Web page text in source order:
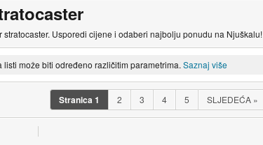
stratocaster. Usporedi cijene i odaberi najbolju ponudu na Njuškalu!
listi može biti određeno različitim parametrima. Saznaj više
Stranica1 2 3 4 5 SLJEDEĆA »